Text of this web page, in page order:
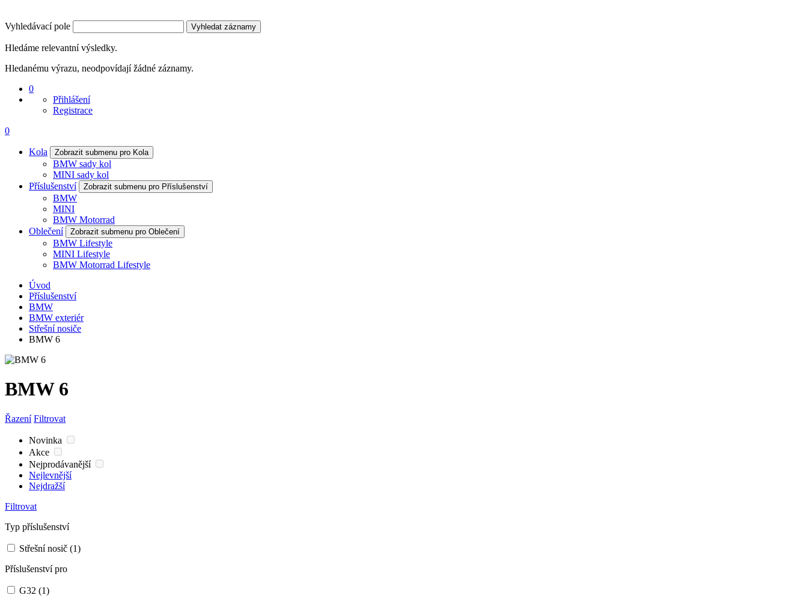
Vyhledávací pole Vyhledat záznamy
Hledáme relevantní výsledky.
Hledanému výrazu, neodpovídají žádné záznamy.
0
Přihlášení
Registrace
0
Kola Zobrazit submenu pro Kola
BMW sady kol
MINI sady kol
Příslušenství
Zobrazit submenu pro Příslušenství
BMW
MINI
BMW Motorrad
Oblečení
Zobrazit submenu pro Oblečení
BMW Lifestyle
MINI Lifestyle
BMW Motorrad Lifestyle
Úvod
Příslušenství
BMW
BMW exteriér
Střešní nosiče
BMW 6
BMW 6
Řazení Filtrovat
Novinka
Akce
Nejprodávanější
Nejlevnější
Nejdražší
Filtrovat
Typ příslušenství
Střešní nosič (1)
Příslušenství pro
G32 (1)